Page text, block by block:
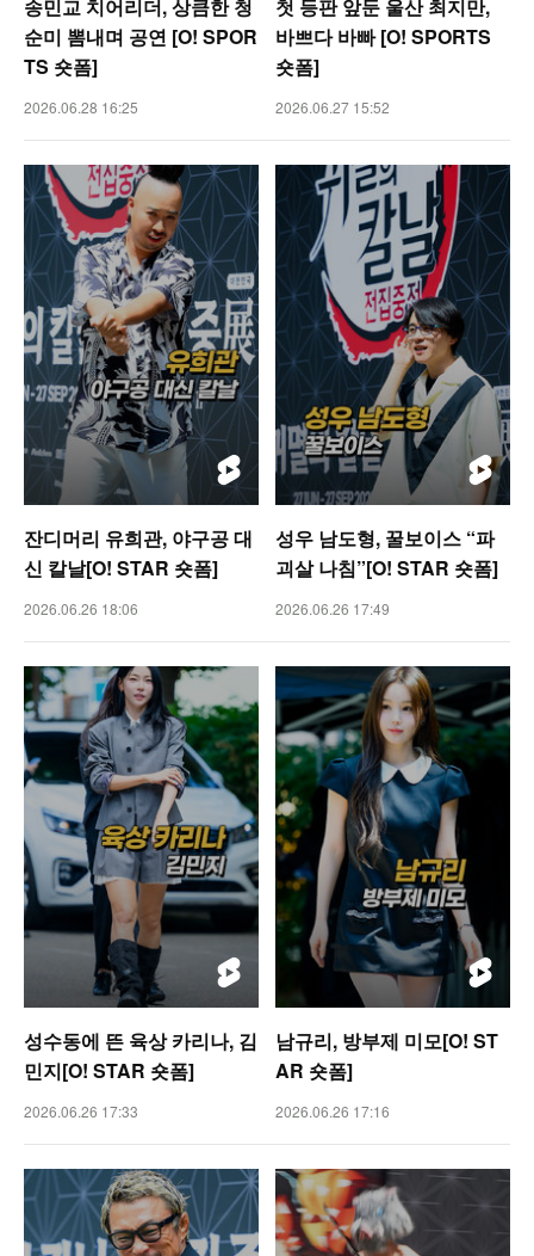
송민교 치어리더, 상큼한 청
순미 뽐내며 공연 [O! SPOR
TS 숏폼]
2026.06.28 16:25
첫 등판 앞둔 울산 최지만,
바쁘다 바빠 [O! SPORTS
숏폼]
2026.06.27 15:52
잔디머리 유희관, 야구공 대
신 칼날[O! STAR 숏폼]
2026.06.26 18:06
성우 남도형, 꿀보이스 “파
괴살 나침”[O! STAR 숏폼]
2026.06.26 17:49
성수동에 뜬 육상 카리나, 김
민지[O! STAR 숏폼]
2026.06.26 17:33
남규리, 방부제 미모[O! ST
AR 숏폼]
2026.06.26 17:16